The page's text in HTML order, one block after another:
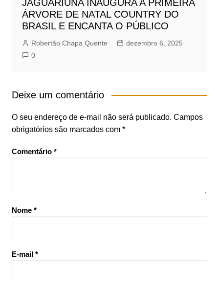
JAGUARIÚNA INAUGURA A PRIMEIRA
ÁRVORE DE NATAL COUNTRY DO
BRASIL E ENCANTA O PÚBLICO
Robertão Chapa Quente
dezembro 6, 2025
0
Deixe um comentário
O seu endereço de e-mail não será publicado. Campos
obrigatórios são marcados com *
Comentário *
Nome *
E-mail *